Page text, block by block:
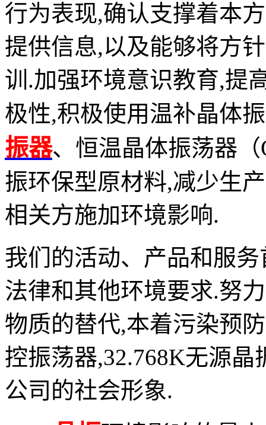
行为表现,确认支撑着本
提供信息,以及能够将方
训.加强环境意识教育,提
极性,积极使用温补晶体
振器、恒温晶体振荡器
振环保型原材料,减少生
相关方施加环境影响.
我们的活动、产品和服
法律和其他环境要求.努
物质的替代,本着污染预
控振荡器,32.768K无源
公司的社会形象.